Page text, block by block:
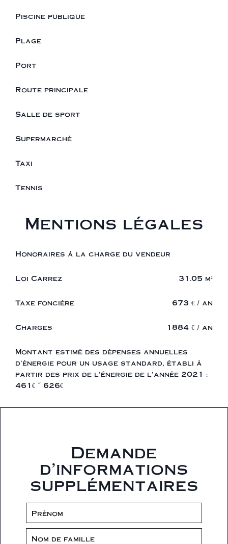
Piscine publique
Plage
Port
Route principale
Salle de sport
Supermarché
Taxi
Tennis
Mentions légales
Honoraires à la charge du vendeur
Loi Carrez 31.05 m²
Taxe foncière 673 € / an
Charges 1884 € / an
Montant estimé des dépenses annuelles
d'énergie pour un usage standard, établi à
partir des prix de l'énergie de l'année 2021 :
461€ ~ 626€
Demande
d'informations
supplémentaires